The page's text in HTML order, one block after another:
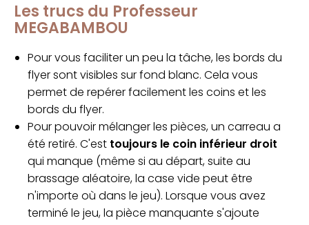
Les trucs du Professeur
MEGABAMBOU
Pour vous faciliter un peu la tâche, les bords du
flyer sont visibles sur fond blanc. Cela vous
permet de repérer facilement les coins et les
bords du flyer.
Pour pouvoir mélanger les pièces, un carreau a
été retiré. C'est toujours le coin inférieur droit
qui manque (même si au départ, suite au
brassage aléatoire, la case vide peut être
n'importe où dans le jeu). Lorsque vous avez
terminé le jeu, la pièce manquante s'ajoute